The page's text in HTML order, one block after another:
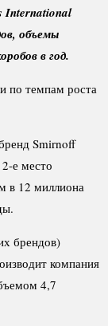
International
объемы
в год.
по темпам роста
Smirnoff
е место
в 12 миллиона
брендов)
компания
4,7